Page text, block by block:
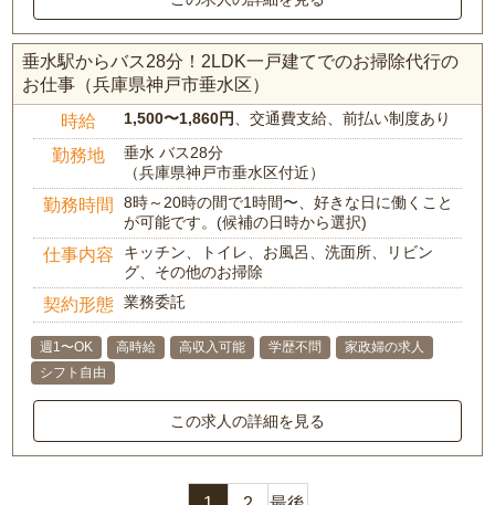
垂水駅からバス28分！2LDK一戸建てでのお掃除代行の
お仕事（兵庫県神戸市垂水区）
時給 1,500〜1,860円、交通費支給、前払い制度あり
勤務地
垂水 バス28分
（兵庫県神戸市垂水区付近）
勤務時間
8時～20時の間で1時間〜、好きな日に働くこと
が可能です。(候補の日時から選択)
仕事内容
キッチン、トイレ、お風呂、洗面所、リビン
グ、その他のお掃除
契約形態 業務委託
週1〜OK 高時給 高収入可能 学歴不問
家政婦の求人
シフト自由
この求人の詳細を見る